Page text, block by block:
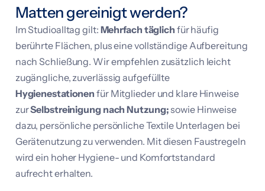
Matten gereinigt werden?
Im Studioalltag gilt: Mehrfach täglich für häufig
berührte Flächen, plus eine vollständige Aufbereitung
nach Schließung. Wir empfehlen zusätzlich leicht
zugängliche, zuverlässig aufgefüllte
Hygienestationen für Mitglieder und klare Hinweise
zurSelbstreinigung nach Nutzung;sowie Hinweise
dazu, persönliche persönliche Textile Unterlagen bei
Gerätenutzung zu verwenden. Mit diesen Faustregeln
wird ein hoher Hygiene- und Komfortstandard
aufrecht erhalten.